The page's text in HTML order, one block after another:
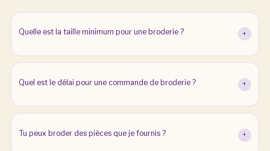
Quelle est la taille minimum pour une broderie ? +
Quel est le délai pour une commande de broderie ? +
Tu peux broder des pièces que je fournis ? +